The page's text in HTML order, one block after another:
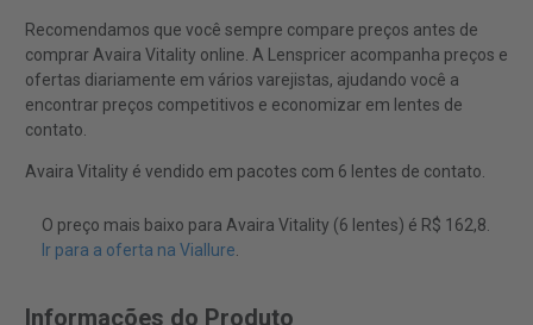
Recomendamos que você sempre compare preços antes de
comprar Avaira Vitality online. A Lenspricer acompanha preços e
ofertas diariamente em vários varejistas, ajudando você a
encontrar preços competitivos e economizar em lentes de
contato.
Avaira Vitality é vendido em pacotes com 6 lentes de contato.
O preço mais baixo para Avaira Vitality (6 lentes) é R$ 162,8.
Ir para a oferta na Viallure.
Informações do Produto